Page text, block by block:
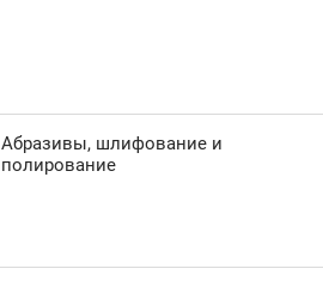
Абразивы, шлифование и
полирование